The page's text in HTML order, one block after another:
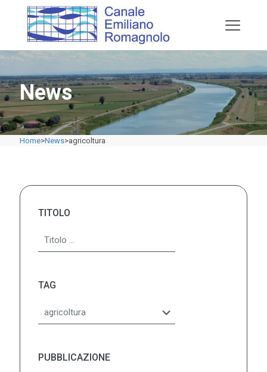
News
Home>News>agricoltura
TITOLO
TAG
PUBBLICAZIONE